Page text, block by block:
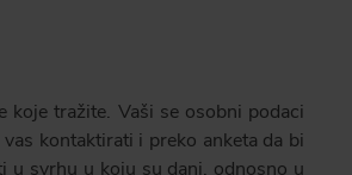
tražite. Vaši se osobni podaci
kontaktirati i preko anketa da bi
u svrhu u koju su dani, odnosno u